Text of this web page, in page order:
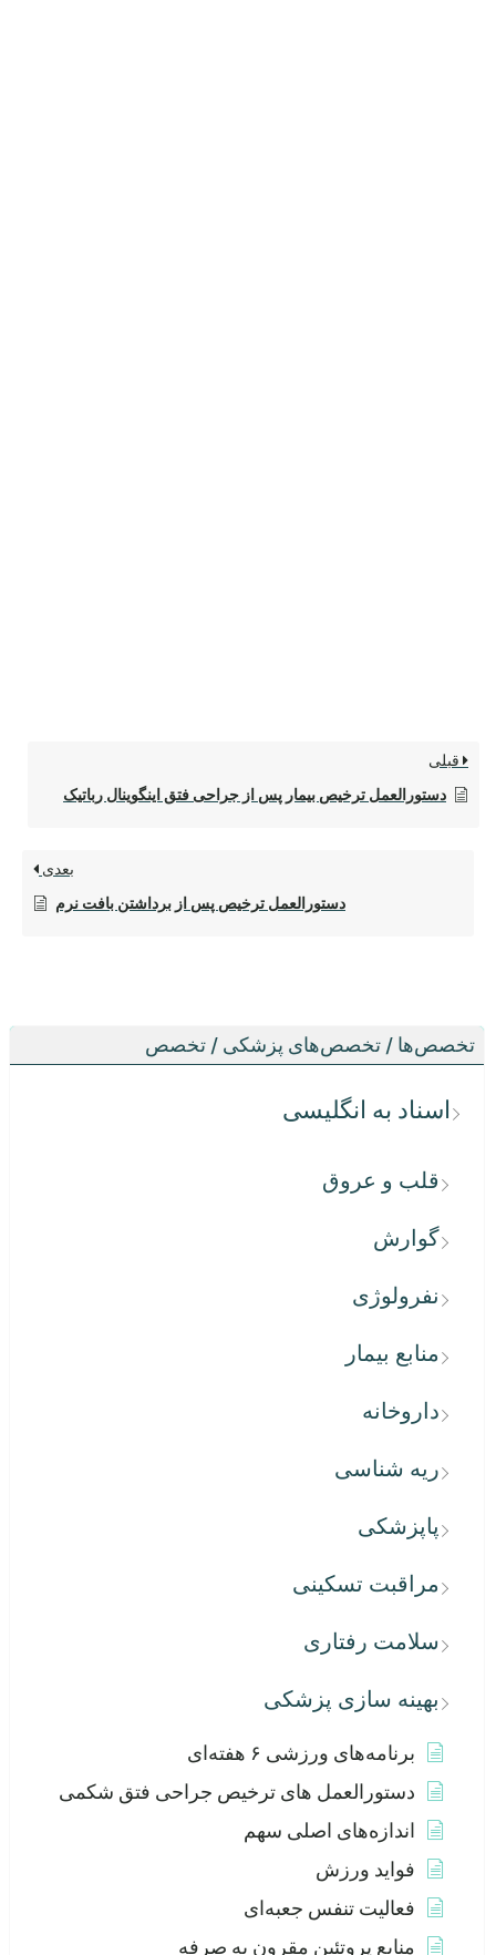
تخصص‌ها / تخصص‌های پزشکی / تخصص
اسناد به انگلیسی
قلب و عروق
گوارش
نفرولوژی
منابع بیمار
داروخانه
ریه شناسی
پاپزشکی
مراقبت تسکینی
سلامت رفتاری
بهینه سازی پزشکی
برنامه‌های ورزشی ۶ هفته‌ای
دستورالعمل های ترخیص جراحی فتق شکمی
اندازه‌های اصلی سهم
فواید ورزش
فعالیت تنفس جعبه‌ای
منابع پروتئین مقرون به صرفه
قبلی
دستورالعمل ترخیص بیمار پس از جراحی فتق اینگوینال رباتیک
بعدی
دستورالعمل ترخیص پس از برداشتن بافت نرم